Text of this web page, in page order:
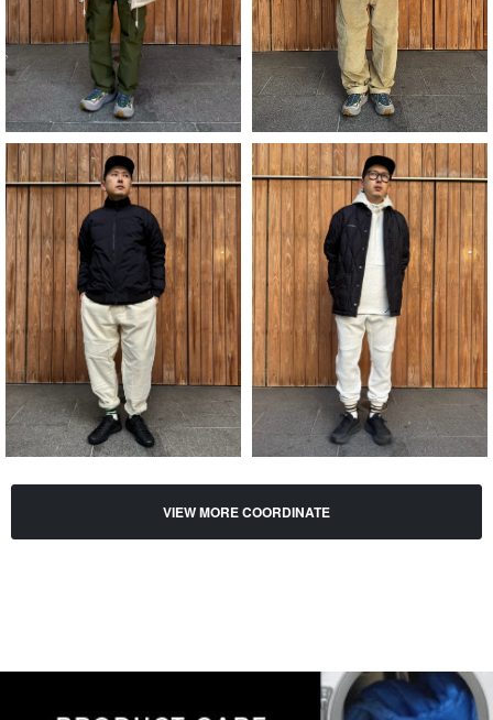
VIEW MORE COORDINATE